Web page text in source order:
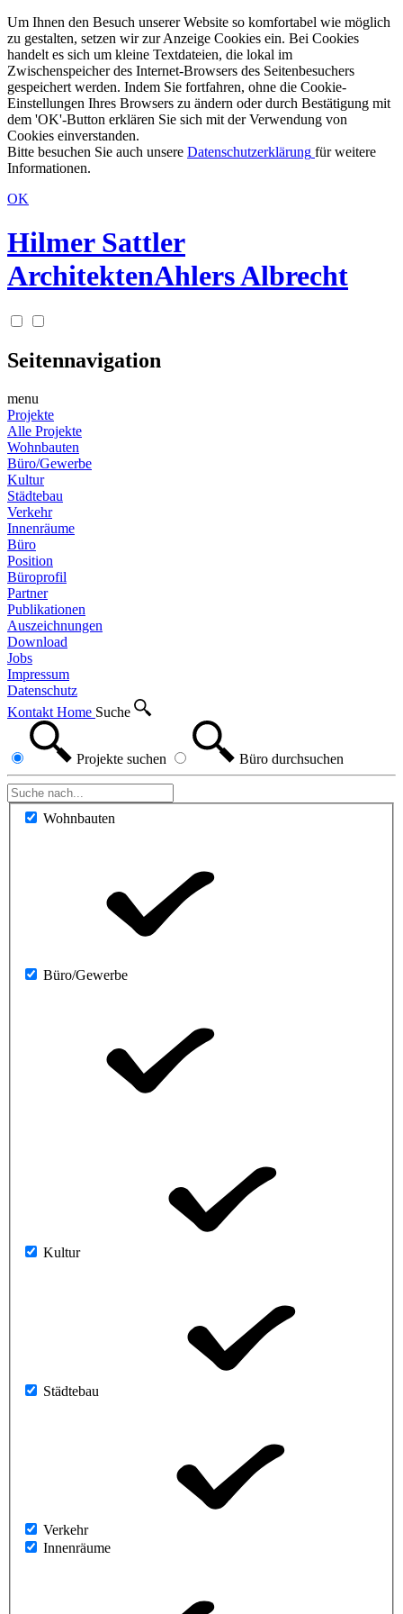
Um Ihnen den Besuch unserer Website so komfortabel wie möglich
zu gestalten, setzen wir zur Anzeige Cookies ein. Bei Cookies
handelt es sich um kleine Textdateien, die lokal im
Zwischenspeicher des Internet-Browsers des Seitenbesuchers
gespeichert werden. Indem Sie fortfahren, ohne die Cookie-
Einstellungen Ihres Browsers zu ändern oder durch Bestätigung mit
dem 'OK'-Button erklären Sie sich mit der Verwendung von
Cookies einverstanden.
Bitte besuchen Sie auch unsere Datenschutzerklärung für weitere
Informationen.
OK
Hilmer Sattler
ArchitektenAhlers Albrecht
Seitennavigation
menu
Projekte
Alle Projekte
Wohnbauten
Büro/Gewerbe
Kultur
Städtebau
Verkehr
Innenräume
Büro
Position
Büroprofil
Partner
Publikationen
Auszeichnungen
Download
Jobs
Impressum
Datenschutz
Kontakt Home Suche
Projekte suchen Büro durchsuchen
Wohnbauten
Büro/Gewerbe
Kultur
Städtebau
Verkehr
Innenräume